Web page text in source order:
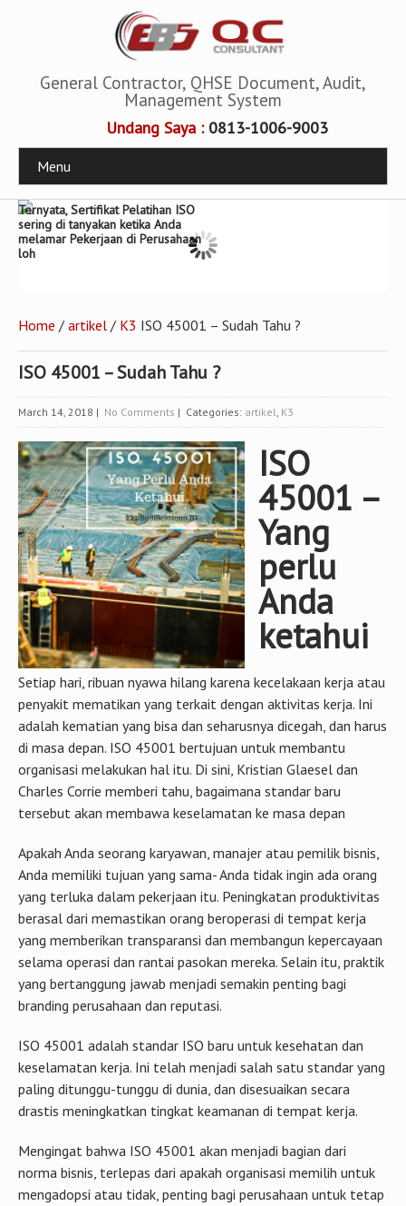
General Contractor, QHSE Document, Audit,
Management System
Undang Saya : 0813-1006-9003
Menu
Ternyata, Sertifikat Pelatihan ISO
sering di tanyakan ketika Anda
melamar Pekerjaan di Perusahaan
loh
Home / artikel / K3 ISO 45001 – Sudah Tahu ?
ISO 45001 – Sudah Tahu ?
March 14, 2018 | No Comments | Categories: artikel, K3
ISO
45001 –
Yang
perlu
Anda
ketahui
Setiap hari, ribuan nyawa hilang karena kecelakaan kerja atau
penyakit mematikan yang terkait dengan aktivitas kerja. Ini
adalah kematian yang bisa dan seharusnya dicegah, dan harus
di masa depan. ISO 45001 bertujuan untuk membantu
organisasi melakukan hal itu. Di sini, Kristian Glaesel dan
Charles Corrie memberi tahu, bagaimana standar baru
tersebut akan membawa keselamatan ke masa depan
Apakah Anda seorang karyawan, manajer atau pemilik bisnis,
Anda memiliki tujuan yang sama- Anda tidak ingin ada orang
yang terluka dalam pekerjaan itu. Peningkatan produktivitas
berasal dari memastikan orang beroperasi di tempat kerja
yang memberikan transparansi dan membangun kepercayaan
selama operasi dan rantai pasokan mereka. Selain itu, praktik
yang bertanggung jawab menjadi semakin penting bagi
branding perusahaan dan reputasi.
ISO 45001 adalah standar ISO baru untuk kesehatan dan
keselamatan kerja. Ini telah menjadi salah satu standar yang
paling ditunggu-tunggu di dunia, dan disesuaikan secara
drastis meningkatkan tingkat keamanan di tempat kerja.
Mengingat bahwa ISO 45001 akan menjadi bagian dari
norma bisnis, terlepas dari apakah organisasi memilih untuk
mengadopsi atau tidak, penting bagi perusahaan untuk tetap